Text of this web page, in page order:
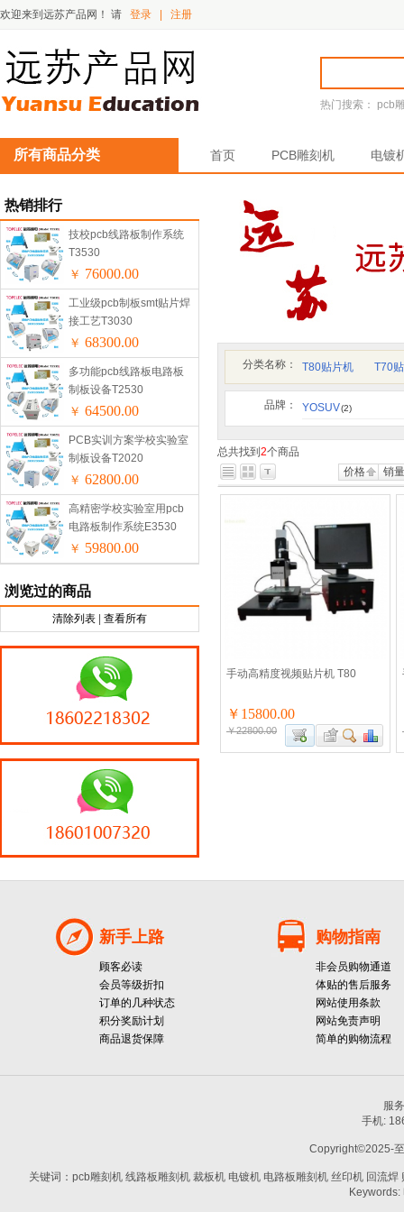
欢迎来到远苏产品网！ 请 登录 注册
热门搜索： pcb
所有商品分类 首页 PCB雕刻机 电镀
热销排行
技校pcb线路板制作系统
T3530
￥ 76000.00
工业级pcb制板smt贴片焊
接工艺T3030
￥ 68300.00
多功能pcb线路板电路板
制板设备T2530
￥ 64500.00
PCB实训方案学校实验室
制板设备T2020
￥ 62800.00
高精密学校实验室用pcb
电路板制作系统E3530
￥ 59800.00
浏览过的商品
清除列表 查看所有
分类名称： T80贴片机 T70
品牌： YOSUV(2)
总共找到 2个商品
价格
销量
手动高精度视频贴片机 T80
￥15800.00
￥22800.00
新手上路
顾客必读
会员等级折扣
订单的几种状态
积分奖励计划
商品退货保障
购物指南
非会员购物通道
体贴的售后服务
网站使用条款
网站免责声明
简单的购物流程
服
手机:
Copyright©2025-
关键词：pcb雕刻机 线路板雕刻机 裁板机 电镀机 电路板雕刻机 丝印机 回流
Keywords: